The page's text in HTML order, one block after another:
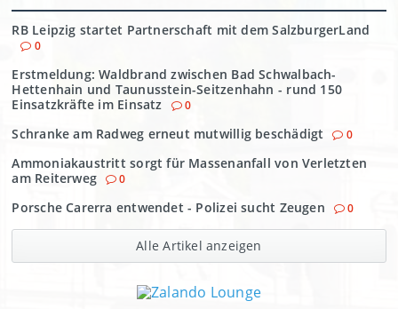
RB Leipzig startet Partnerschaft mit dem SalzburgerLand
0
Erstmeldung: Waldbrand zwischen Bad Schwalbach-
Hettenhain und Taunusstein-Seitzenhahn - rund 150
Einsatzkräfte im Einsatz
0
Schranke am Radweg erneut mutwillig beschädigt 0
Ammoniakaustritt sorgt für Massenanfall von Verletzten
am Reiterweg
0
Porsche Carerra entwendet - Polizei sucht Zeugen 0
Alle Artikel anzeigen